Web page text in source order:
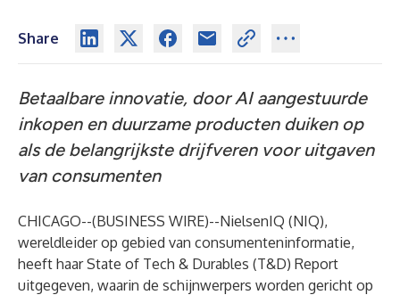
Share
Betaalbare innovatie, door AI aangestuurde
inkopen en duurzame producten duiken op
als de belangrijkste drijfveren voor uitgaven
van consumenten
CHICAGO--(BUSINESS WIRE)--NielsenIQ (NIQ),
wereldleider op gebied van consumenteninformatie,
heeft haar State of Tech & Durables (T&D) Report
uitgegeven, waarin de schijnwerpers worden gericht op